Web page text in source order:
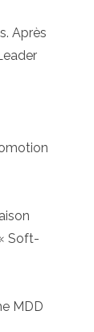
Après
Soft-
MDD